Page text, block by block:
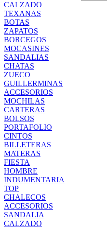
CALZADO
TEXANAS
BOTAS
ZAPATOS
BORCEGOS
MOCASINES
SANDALIAS
CHATAS
ZUECO
GUILLERMINAS
ACCESORIOS
MOCHILAS
CARTERAS
BOLSOS
PORTAFOLIO
CINTOS
BILLETERAS
MATERAS
FIESTA
HOMBRE
INDUMENTARIA
TOP
CHALECOS
ACCESORIOS
SANDALIA
CALZADO